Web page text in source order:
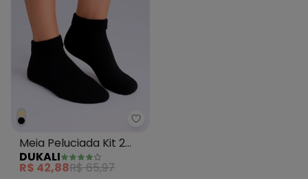
Dukali - Meia Peluciada Kit 2
Meia Peluciada Kit 2
Unidades Preto
DUKALI
R$ 42,88R$ 65,97